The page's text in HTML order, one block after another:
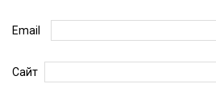
Email
Сайт